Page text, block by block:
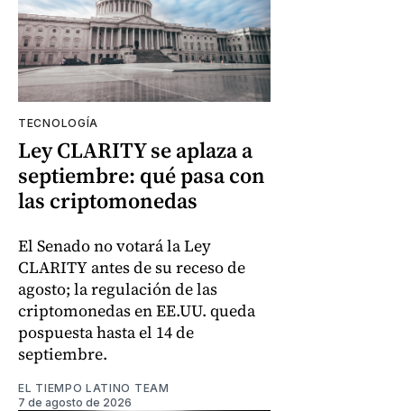
TECNOLOGÍA
Ley CLARITY se aplaza a
septiembre: qué pasa con
las criptomonedas
El Senado no votará la Ley
CLARITY antes de su receso de
agosto; la regulación de las
criptomonedas en EE.UU. queda
pospuesta hasta el 14 de
septiembre.
EL TIEMPO LATINO TEAM
7 de agosto de 2026